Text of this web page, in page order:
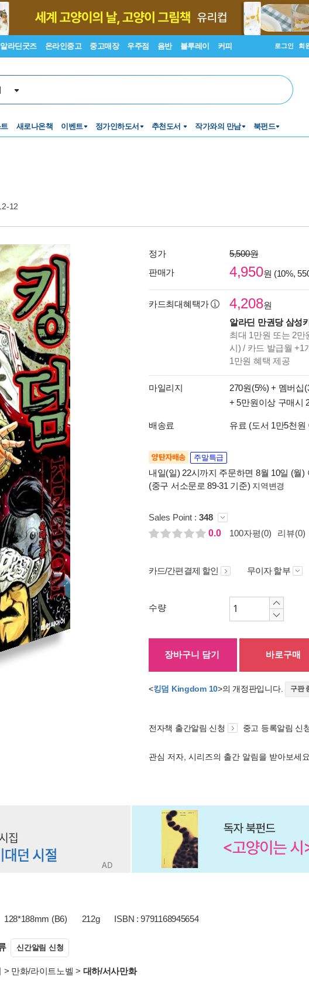
알라딘굿즈 온라인중고 중고매장 우주점 음반 블루레이 커피 로그인 회
새로나온책 이벤트 정가인하도서 추천도서 작가와의 만남 북펀드
12
정가
5,500원
판매가
4,950원 (10%,
카드최대혜택가 4,208원
알라딘 만권당 삼성
최대 1만원 또는 2만
시) / 카드 발급월 +1
1만원 혜택 제공
마일리지 270원(5%) + 멤버십
+ 5만원이상 구매시
배송료 유료 (도서 1만5천원
양탄자배송 주말특급
내일(일) 22시까지 주문하면 8월 10일 (월)
(중구 서소문로 89-31 기준) 지역변경
Sales Point : 348
0.0
100자평(0) 리뷰(0)
카드/간편결제 할인 무이자 할부
수량
장바구니 담기 바로구매
<킹덤 Kingdom 10>의 개정판입니다. 구판
전자책 출간알림 신청 중고 등록알림 신
관심 저자, 시리즈의 출간 알림을 받아보세요
128*188mm (B6) 212g ISBN : 9791168945654
신간알림 신청
> 만화/라이트노벨 > 대하/서사만화